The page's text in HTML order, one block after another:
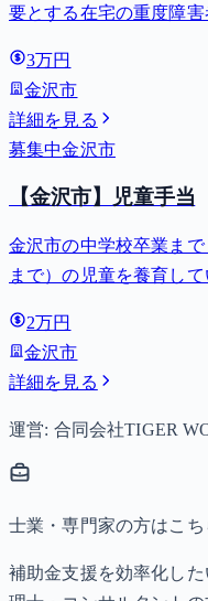
要とする在宅の重度障
3万円
金沢市
詳細を見る
募集中金沢市
【金沢市】児童手当
金沢市の中学校卒業まで
まで）の児童を養育し
子以降は15,000円）、中
2万円
金沢市
詳細を見る
運営: 合同会社TIGER
士業・専門家の方はこち
補助金支援を効率化し